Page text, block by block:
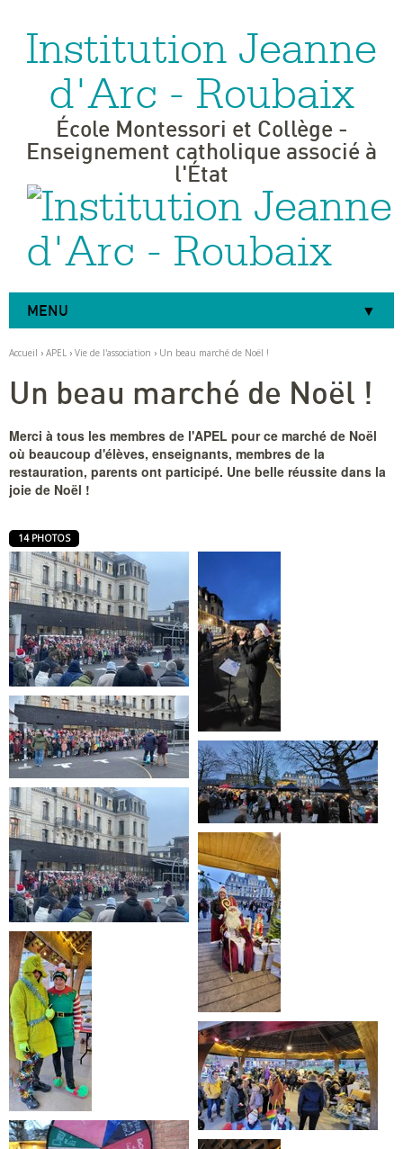
Outils
personnels
Institution Jeanne
d'Arc - Roubaix
École Montessori et Collège -
Enseignement catholique associé à
l'État
MENU
Accueil › APEL › Vie de l'association › Un beau marché de Noël !
Un beau marché de Noël !
Merci à tous les membres de l'APEL pour ce marché de Noël
où beaucoup d'élèves, enseignants, membres de la
restauration, parents ont participé. Une belle réussite dans la
joie de Noël !
14 PHOTOS